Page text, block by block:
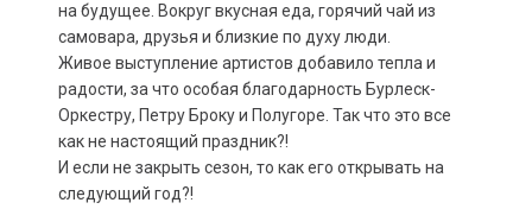
на будущее. Вокруг вкусная еда, горячий чай из
самовара, друзья и близкие по духу люди.
Живое выступление артистов добавило тепла и
радости, за что особая благодарность Бурлеск-
Оркестру, Петру Броку и Полугоре. Так что это все
как не настоящий праздник?!
И если не закрыть сезон, то как его открывать на
следующий год?!